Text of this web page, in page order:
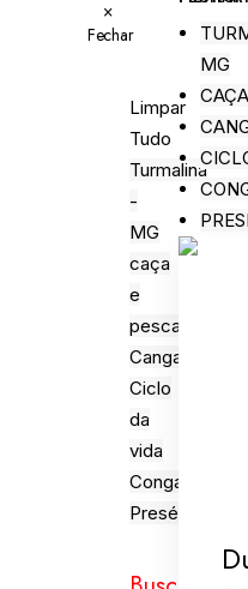
×
Fechar
Limpar
Tudo
Turmalina
-
MG
caça
e
pesca
Cangaceiros
Ciclo
da
vida
Congada
Presépios
MG